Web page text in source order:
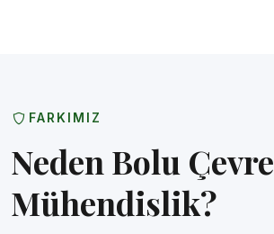
FARKIMIZ
Neden Bolu Çevre
Mühendislik?